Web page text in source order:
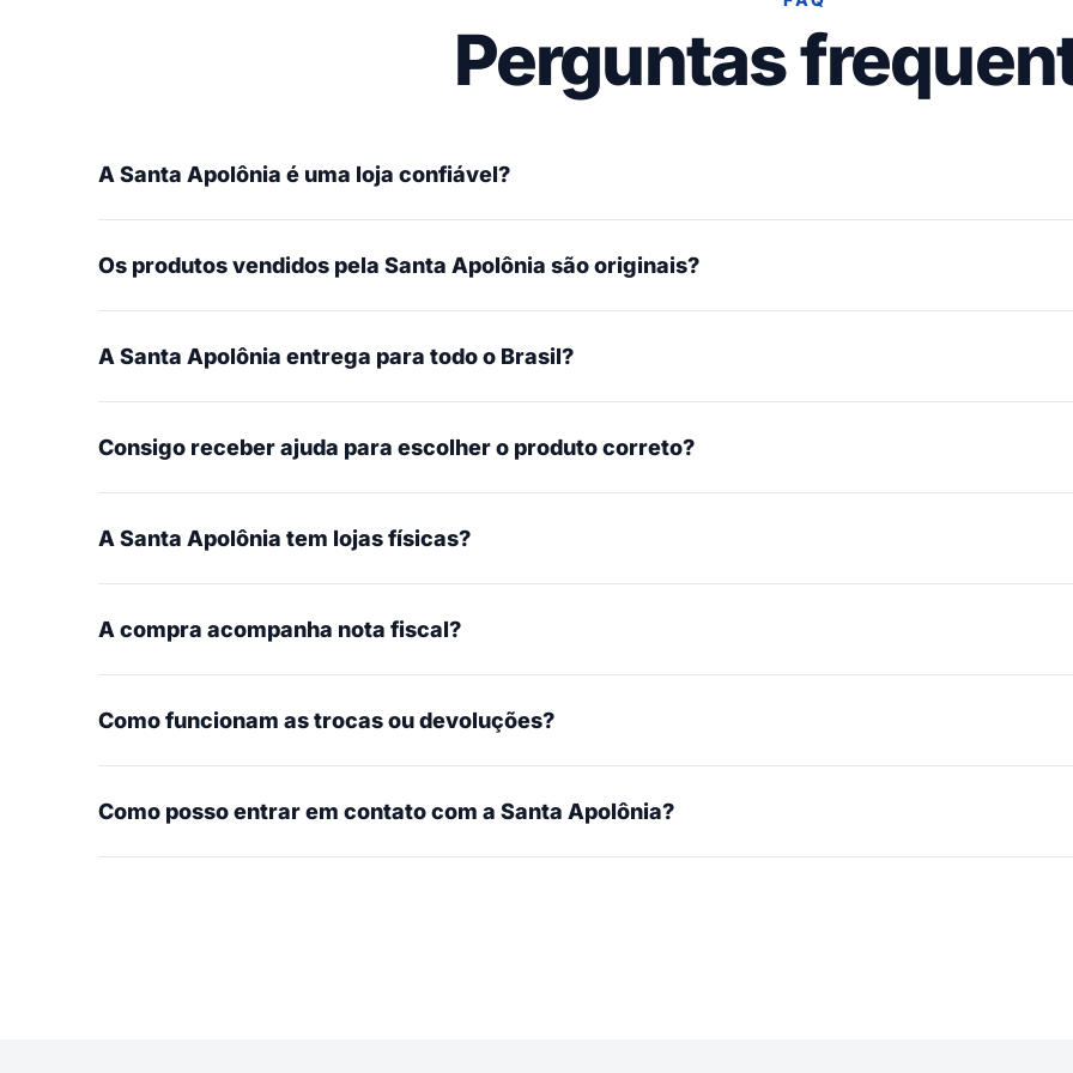
Perguntas
A Santa Apolônia é uma loja confiável?
Os produtos vendidos pela Santa Apolônia são originais?
A Santa Apolônia entrega para todo o Brasil?
Consigo receber ajuda para escolher o produto correto?
A Santa Apolônia tem lojas físicas?
A compra acompanha nota fiscal?
Como funcionam as trocas ou devoluções?
Como posso entrar em contato com a Santa Apolônia?